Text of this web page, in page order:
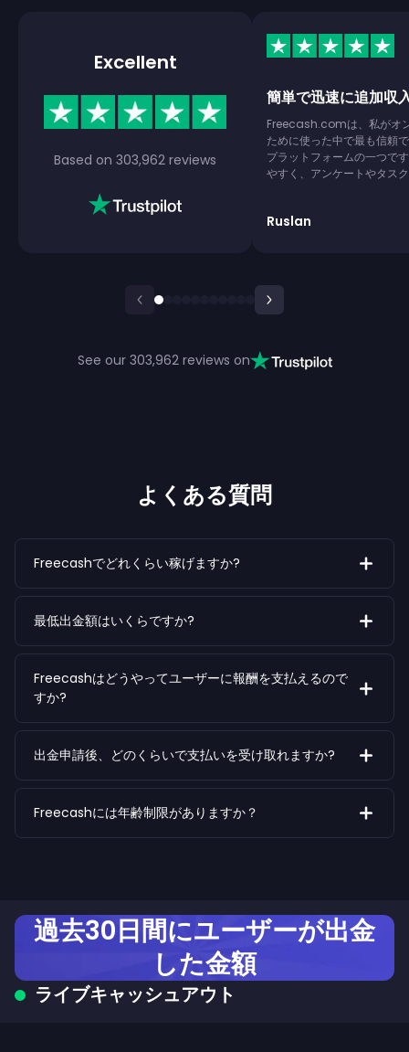
Excellent
Based on 303,962 reviews
簡単で迅速に追加収
Freecash.comは、私がオ
ために使った中で最も信頼
プラットフォームの一つで
やすく、アンケートやタス
ーボードチャレンジがある
Ruslan
See our 303,962reviews on
よくある質問
Freecashでどれくらい稼げますか?
最低出金額はいくらですか?
Freecashはどうやってユーザーに報酬を支払えるので
すか?
出金申請後、どのくらいで支払いを受け取れますか?
Freecashには年齢制限がありますか？
過去30日間にユーザーが出金
した金額
ライブキャッシュアウト